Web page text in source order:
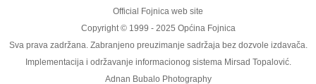
Official Fojnica web site
Copyright © 1999 - 2025 Općina Fojnica
Sva prava zadržana. Zabranjeno preuzimanje sadržaja bez dozvole izdavača.
Implementacija i održavanje informacionog sistema Mirsad Topalović.
Adnan Bubalo Photography